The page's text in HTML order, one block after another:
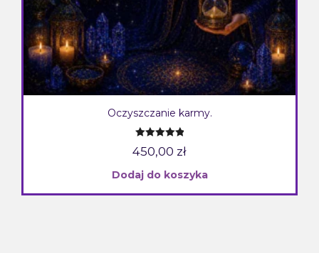
Oczyszczanie karmy.
Oceniono
5.00
450,00 zł
Dodaj do koszyka